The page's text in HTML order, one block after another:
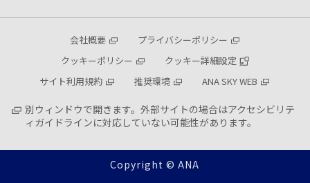
会社概要
プライバシーポリシー
クッキーポリシー
クッキー詳細設定
サイト利用規約
推奨環境 ANA SKY WEB
別ウィンドウで開きます。外部サイトの場合はアクセシビリテ
ィガイドラインに対応していない可能性があります。
Copyright © ANA